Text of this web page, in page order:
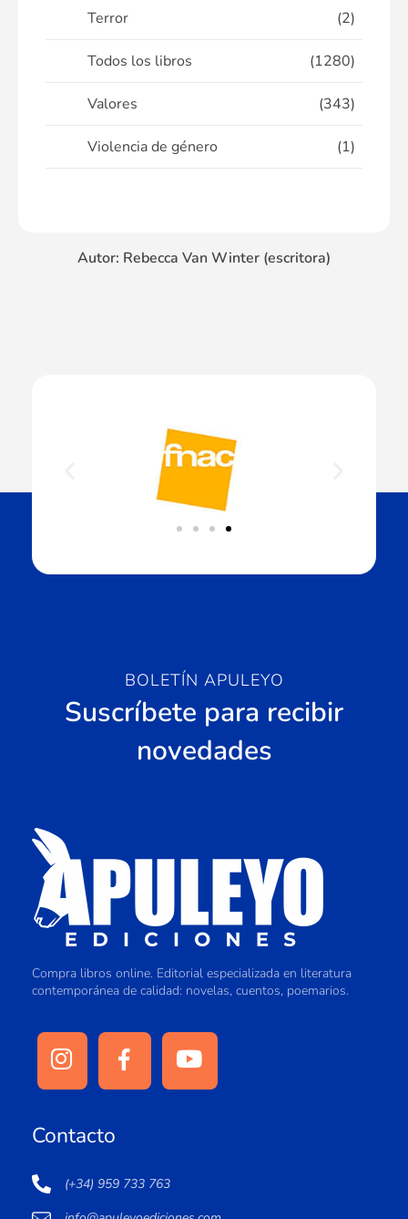
Terror (2)
Todos los libros (1280)
Valores (343)
Violencia de género (1)
Autor: Rebecca Van Winter (escritora)
BOLETÍN APULEYO
Suscríbete para recibir
novedades
Compra libros online. Editorial especializada en literatura
contemporánea de calidad: novelas, cuentos, poemarios.
Contacto
(+34) 959 733 763